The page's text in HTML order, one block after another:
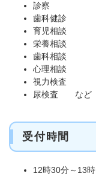
診察
歯科健診
育児相談
栄養相談
歯科相談
心理相談
視力検査
尿検査 など
受付時間
12時30分～13時